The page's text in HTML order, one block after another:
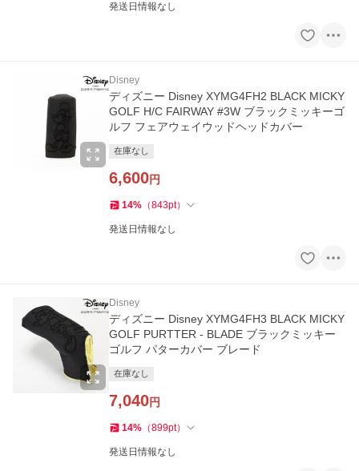
発送日情報なし
Disney
ディズニー Disney XYMG4FH2 BLACK MICKY
GOLF H/C FAIRWAY #3W ブラックミッキーゴ
ルフ フェアウェイウッドヘッドカバー
在庫なし
6,600円
14% （843pt）
発送日情報なし
Disney
ディズニー Disney XYMG4FH3 BLACK MICKY
GOLF PURTTER - BLADE ブラックミッキー
ゴルフ パターカバー ブレード
在庫なし
7,040円
14% （899pt）
発送日情報なし